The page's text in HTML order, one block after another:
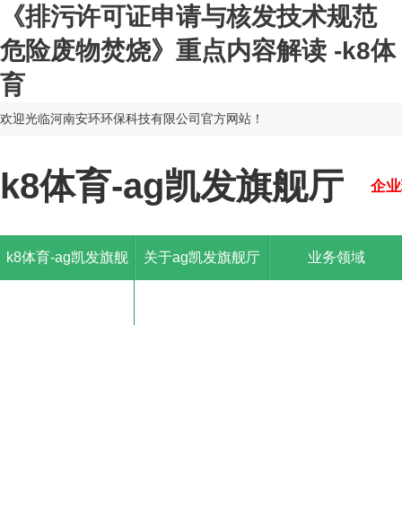
《排污许可证申请与核发技术规范
危险废物焚烧》重点内容解读 -k8体
育
欢迎光临河南安环环保科技有限公司官方网站！
k8体育-ag凯发旗舰厅 企
k8体育-ag凯发旗舰 关于ag凯发旗舰厅 业务领域